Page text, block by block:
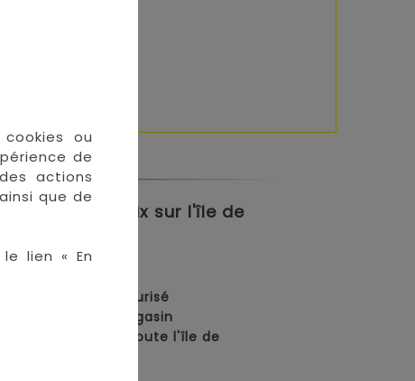
ou
de
actions
que de
lien « En
meilleurs prix sur l'île de
• Paiement sécurisé
• Retrait en magasin
• Livraison sur toute l'île de